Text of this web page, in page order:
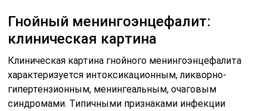
Гнойный менингоэнцефалит:
клиническая картина
Клиническая картина гнойного менингоэнцефалита
характеризуется интоксикационным, ликворно-
гипертензионным, менингеальным, очаговым
синдромами. Типичными признаками инфекции